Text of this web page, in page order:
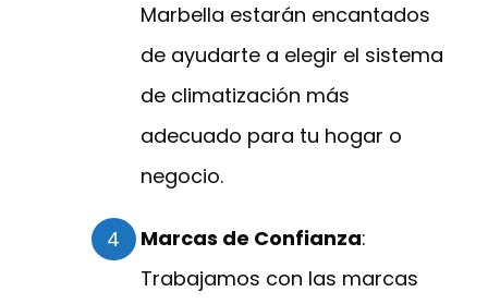
Marbella estarán encantados
de ayudarte a elegir el sistema
de climatización más
adecuado para tu hogar o
negocio.
Marcas de Confianza:
Trabajamos con las marcas